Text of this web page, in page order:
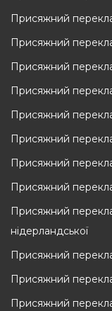
Присяжний
Присяжний
Присяжний
Присяжний
Присяжний
Присяжний
Присяжний
Присяжний
Присяжний
нідерландської
Присяжний
Присяжний
Присяжний